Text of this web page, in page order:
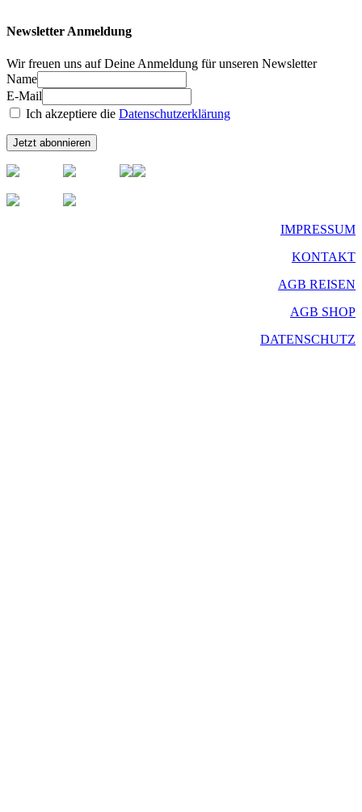
Newsletter Anmeldung
Wir freuen uns auf Deine Anmeldung für unseren Newsletter
Name
E-Mail
Ich akzeptiere die Datenschutzerklärung
IMPRESSUM
KONTAKT
AGB REISEN
AGB SHOP
DATENSCHUTZ